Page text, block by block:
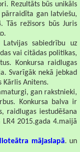
Rezultāts būs unikāls
gan latviešu,
režisors būs Juris
sabiedrību uz
vai citādas politikas,
Konkursa raidlugas
Svarīgāk nekā jebkad
Anitens.
gan rakstnieki,
Konkursa balva ir
raidlugas iestudēšana
2015.gada 4.maijā
mājaslapā. un